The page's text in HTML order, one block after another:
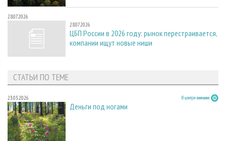
28.07.2026
28.07.2026
ЦБП России в 2026 году: рынок перестраивается,
компании ищут новые ниши
СТАТЬИ ПО ТЕМЕ
23.03.2026 В центре внимания
Деньги под ногами